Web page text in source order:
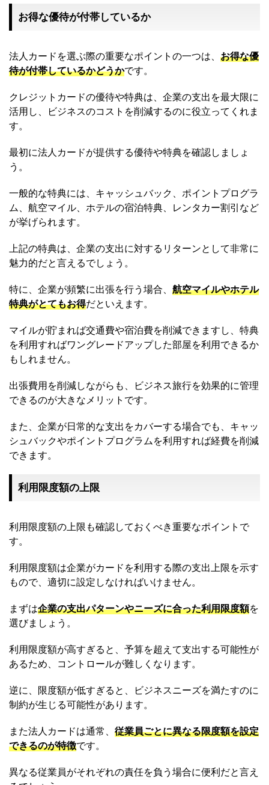
お得な優待が付帯しているか
法人カードを選ぶ際の重要なポイントの一つは、 お得な優
待が付帯しているかどうかです。
クレジットカードの優待や特典は、企業の支出を最大限に
活用し、ビジネスのコストを削減するのに役立ってくれま
す。
最初に法人カードが提供する優待や特典を確認しましょ
う。
一般的な特典には、キャッシュバック、ポイントプログラ
ム、航空マイル、ホテルの宿泊特典、レンタカー割引など
が挙げられます。
上記の特典は、企業の支出に対するリターンとして非常に
魅力的だと言えるでしょう。
特に、企業が頻繁に出張を行う場合、 航空マイルやホテル
特典がとてもお得だといえます。
マイルが貯まれば交通費や宿泊費を削減できますし、特典
を利用すればワングレードアップした部屋を利用できるか
もしれません。
出張費用を削減しながらも、ビジネス旅行を効果的に管理
できるのが大きなメリットです。
また、企業が日常的な支出をカバーする場合でも、キャッ
シュバックやポイントプログラムを利用すれば経費を削減
できます。
利用限度額の上限
利用限度額の上限も確認しておくべき重要なポイントで
す。
利用限度額は企業がカードを利用する際の支出上限を示す
もので、適切に設定しなければいけません。
まずは企業の支出パターンやニーズに合った利用限度額を
選びましょう。
利用限度額が高すぎると、予算を超えて支出する可能性が
あるため、コントロールが難しくなります。
逆に、限度額が低すぎると、ビジネスニーズを満たすのに
制約が生じる可能性があります。
また法人カードは通常、 従業員ごとに異なる限度額を設定
できるのが特徴です。
異なる従業員がそれぞれの責任を負う場合に便利だと言え